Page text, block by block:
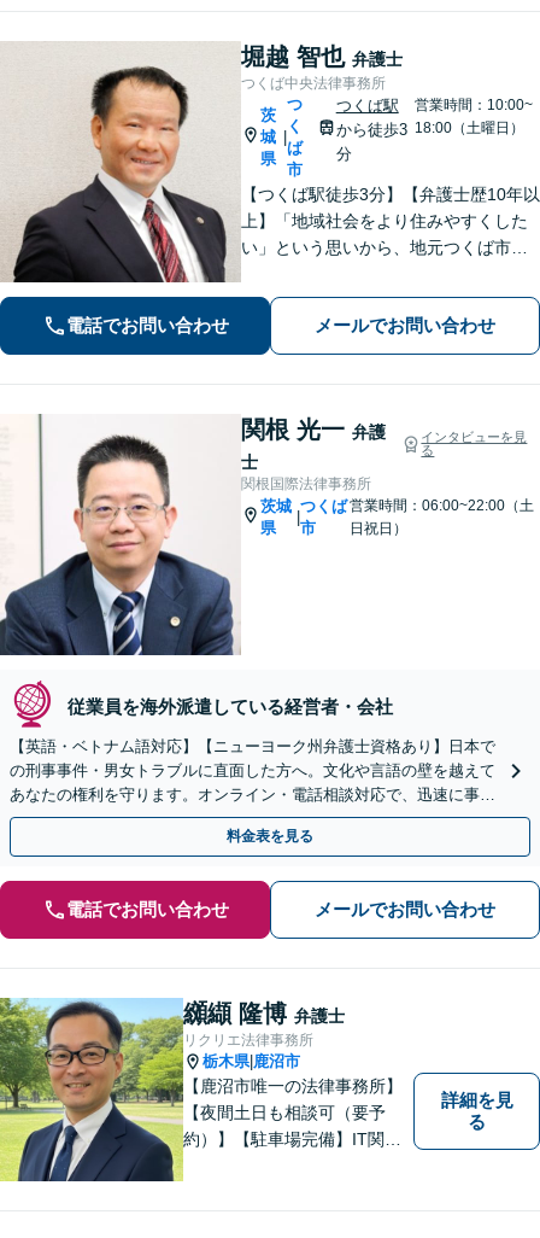
堀越 智也 弁護士
つくば中央法律事務所
茨
城
県
つ
く
ば
市
つくば駅
から徒歩3
分
営業時間：10:00~
18:00（土曜日）
【つくば駅徒歩3分】【弁護士歴10年以
上】「地域社会をより住みやすくした
い」という思いから、地元つくば市で
育費など幅広いトラブルに対応【相
続・遺言】残された借金・不動産に困
っていませんか？
電話でお問い合わせ メールでお問い合わせ
関根 光一 弁護
士
インタビューを見
る
関根国際法律事務所
茨城
県
|
つくば
市
営業時間：06:00~22:00（土
日祝日）
従業員を海外派遣している経営者・会社
【英語・ベトナム語対応】【ニューヨーク州弁護士資格あり】日本で
の刑事事件・男女トラブルに直面した方へ。文化や言語の壁を越えて
あなたの権利を守ります。オンライン・電話相談対応で、迅速に事件
に着手。まずはご相談ください。
料金表を見る
電話でお問い合わせ メールでお問い合わせ
纐纈 隆博 弁護士
リクリエ法律事務所
栃木県| 鹿沼市
【鹿沼市唯一の法律事務所】
【夜間土日も相談可（要予
約）】【駐車場完備】IT関連
ております。お気軽にお問合
詳細を見
る